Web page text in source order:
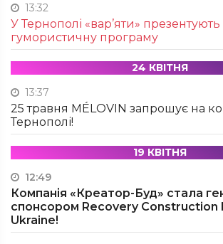
13:32
У Тернополі «вар’яти»
гумористичну програму
24 КВІТНЯ
13:37
25 травня MÉLOVIN запрошує на
Тернополі!
19 КВІТНЯ
12:49
Компанія «Креатор-Буд» стала
спонсором Recovery Construction
Ukraine!